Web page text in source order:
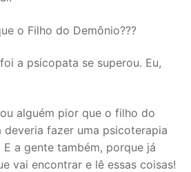
o Filho do Demônio???
a psicopata se superou. Eu,
alguém pior que o filho do
deveria fazer uma psicoterapia
a gente também, porque já
vai encontrar e lê essas coisas!